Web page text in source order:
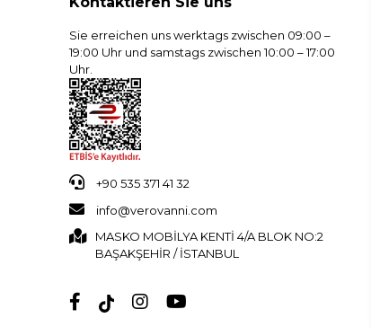
Sie erreichen uns werktags zwischen 09:00 –
19:00 Uhr und samstags zwischen 10:00 – 17:00
Uhr.
+90 535 371 41 32
info@verovanni.com
MASKO MOBİLYA KENTİ 4/A BLOK NO:2
BAŞAKŞEHİR / İSTANBUL